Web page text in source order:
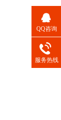
QQ咨询
服务热线